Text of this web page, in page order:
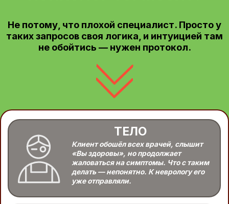
ТЕЛО
ЕДА
ОТНОШЕНИЯ
Клиент обошёл всех врачей, слышит
жаловаться на симптомы. Что с таким
делать — непонятно. К неврологу его
уже отправляли.
«Ем по ночам, не могу остановиться».
Вы не диетолог, специальной
подготовки нет, а клиент хочет
результата. С чего вообще начинать?